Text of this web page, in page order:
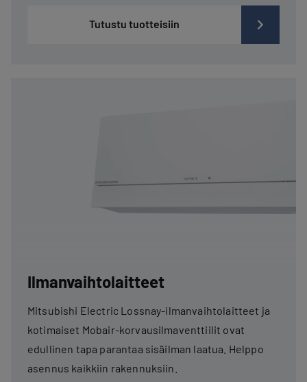
Tutustu tuotteisiin
Ilmanvaihtolaitteet
Mitsubishi Electric Lossnay-ilmanvaihtolaitteet ja
kotimaiset Mobair-korvausilmaventtiilit ovat
edullinen tapa parantaa sisäilman laatua. Helppo
asennus kaikkiin rakennuksiin.